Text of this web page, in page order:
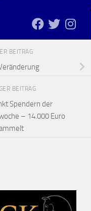
BEITRAG
BEITRAG
Spendern der
– 14.000 Euro